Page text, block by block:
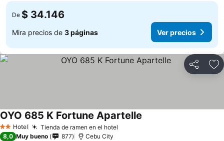
De $ 34.146
Mira precios de 3 páginas Ver precios
Compartir
2 Estrellas
Hotel Tienda de ramen en el hotel
OYO 685 K Fortune Apartelle
8,0 Muy bueno 877 Cebu City